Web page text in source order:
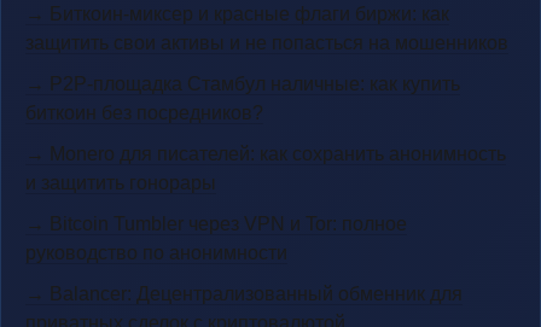
→ Биткоин-миксер и красные флаги биржи: как
защитить свои активы и не попасться на мошенников
→ P2P-площадка Стамбул наличные: как купить
биткоин без посредников?
→ Monero для писателей: как сохранить анонимность
и защитить гонорары
→ Bitcoin Tumbler через VPN и Tor: полное
руководство по анонимности
→ Balancer: Децентрализованный обменник для
приватных сделок с криптовалютой